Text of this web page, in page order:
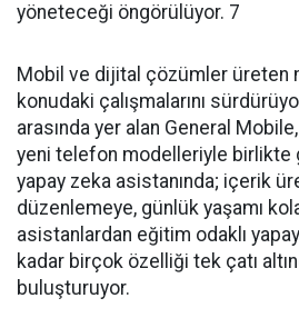
yöneteceği öngörülüyor. 7
Mobil ve dijital çözümler üreten
konudaki çalışmalarını
arasında yer alan General
yeni telefon modelleriyle birlikte
yapay zeka asistanında; içerik
düzenlemeye, günlük yaşamı
asistanlardan eğitim odaklı
kadar birçok özelliği tek çatı
buluşturuyor.